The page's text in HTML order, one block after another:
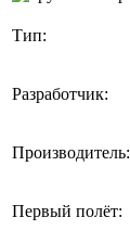
Тип:
Разработчик:
Производитель:
Первый полёт: